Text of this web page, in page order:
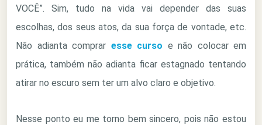
VOCÊ”. Sim, tudo na vida vai depender das suas
escolhas, dos seus atos, da sua força de vontade, etc.
Não adianta comprar esse curso e não colocar em
prática, também não adianta ficar estagnado tentando
atirar no escuro sem ter um alvo claro e objetivo.
Nesse ponto eu me torno bem sincero, pois não estou